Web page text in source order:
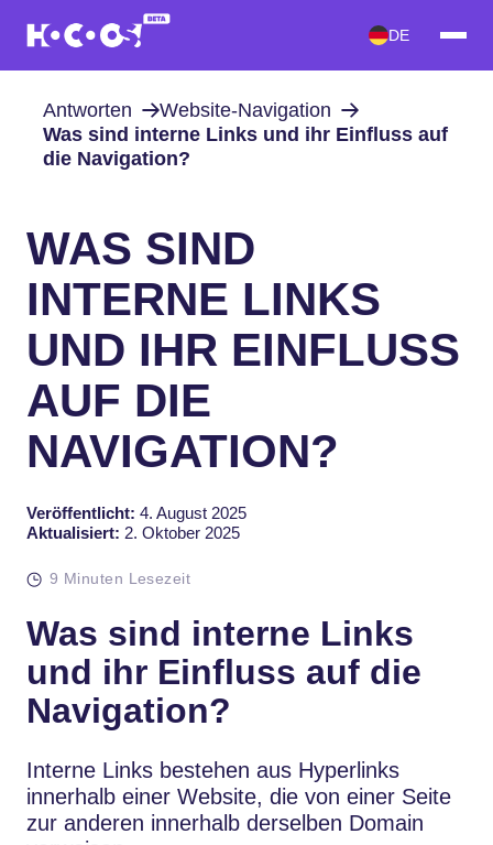
DE
Antworten
Website-Navigation
Was sind interne Links und ihr Einfluss auf
die Navigation?
WAS SIND
INTERNE LINKS
UND IHR EINFLUSS
AUF DIE
NAVIGATION?
Veröffentlicht: 4. August 2025
Aktualisiert: 2. Oktober 2025
9 Minuten Lesezeit
Was sind interne Links
und ihr Einfluss auf die
Navigation?
Interne Links bestehen aus Hyperlinks
innerhalb einer Website, die von einer Seite
zur anderen innerhalb derselben Domain